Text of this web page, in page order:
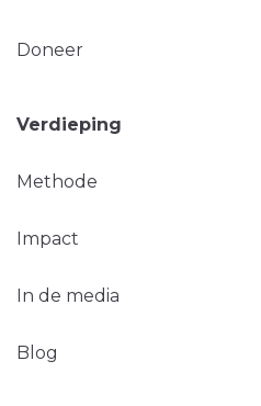
Doneer
Verdieping
Methode
Impact
In de media
Blog